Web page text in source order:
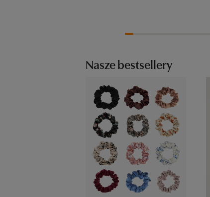
Nasze bestsellery